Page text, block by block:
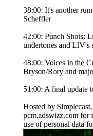
38:00: It's another
Scheffler
42:00: Punch Shots:
undertones and LIV's
48:00: Voices in the
Bryson/Rory and
51:00: A final update
Hosted by
pcm.adswizz.com for
use of personal data